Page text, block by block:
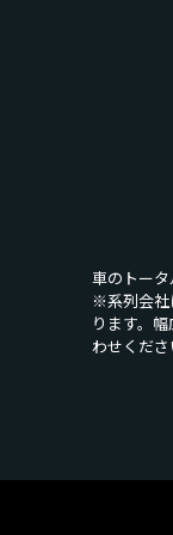
車のトー
※系列会社
ります。
わせくだ